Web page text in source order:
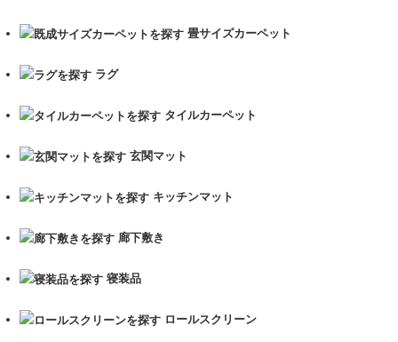
ー
送
り
畳サイズカーペット
ラグ
タイルカーペット
玄関マット
キッチンマット
廊下敷き
寝装品
ロールスクリーン